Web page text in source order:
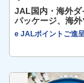
JAL国内・海外ダ
パッケージ、海
e JALポイントご進呈